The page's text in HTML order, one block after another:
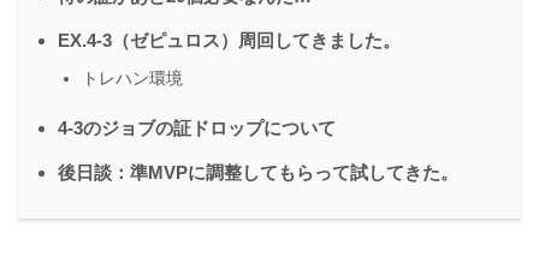
EX.4-3（ゼピュロス）周回してきました。
トレハン環境
4-3のジョブの証ドロップについて
後日談：準MVPに調整してもらって試してきた。